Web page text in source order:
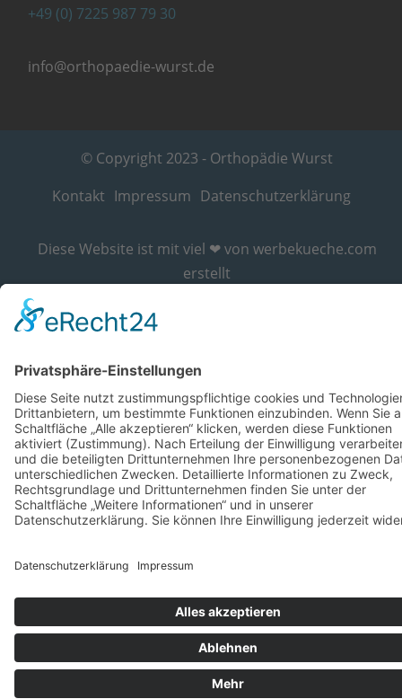
+49 (0) 7225 987 79 30
info@orthopaedie-wurst.de
© Copyright 2023 - Orthopädie Wurst
Kontakt Impressum Datenschutzerklärung
Diese Website ist mit viel ❤ von werbekueche.com
erstellt